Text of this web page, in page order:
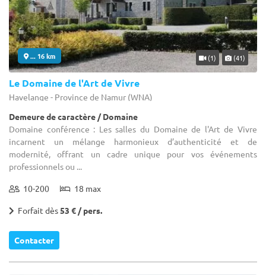
... 16 km (1) (41)
Le Domaine de l'Art de Vivre
Havelange - Province de Namur (WNA)
Demeure de caractère / Domaine
Domaine conférence : Les salles du Domaine de l'Art de Vivre
incarnent un mélange harmonieux d’authenticité et de
modernité, offrant un cadre unique pour vos événements
professionnels ou ...
10-200 18 max
Forfait dès53 € / pers.
Contacter